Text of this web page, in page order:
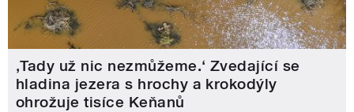
‚Tady už nic nezmůžeme.‘ Zvedající se
hladina jezera s hrochy a krokodýly
ohrožuje tisíce Keňanů